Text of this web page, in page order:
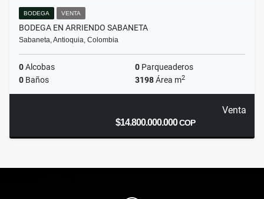
BODEGA VENTA
BODEGA EN ARRIENDO SABANETA
Sabaneta, Antioquia, Colombia
0Alcobas 0 Parqueaderos
0 Baños 3198Área m2
Venta
$14.800.000.000COP